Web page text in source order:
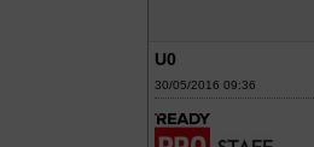
U0
30/05/2016 09:36